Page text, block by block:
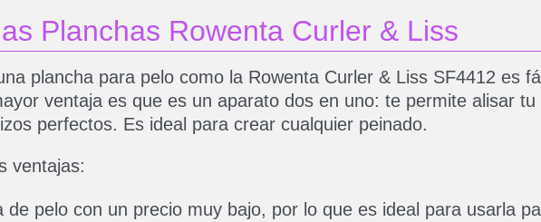
Planchas Rowenta Curler & Liss
plancha para pelo como la Rowenta Curler & Liss SF4412 es
ventaja es que es un aparato dos en uno: te permite alisar tu
perfectos. Es ideal para crear cualquier peinado.
ventajas:
pelo con un precio muy bajo, por lo que es ideal para usarla